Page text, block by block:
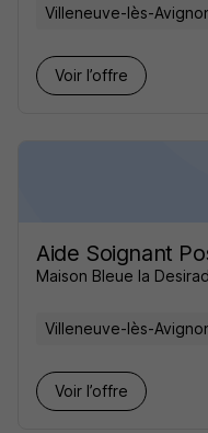
Villeneuve-lès-
Voir l’offre
Aide Soignant
Maison Bleue la
Villeneuve-lès-
Voir l’offre